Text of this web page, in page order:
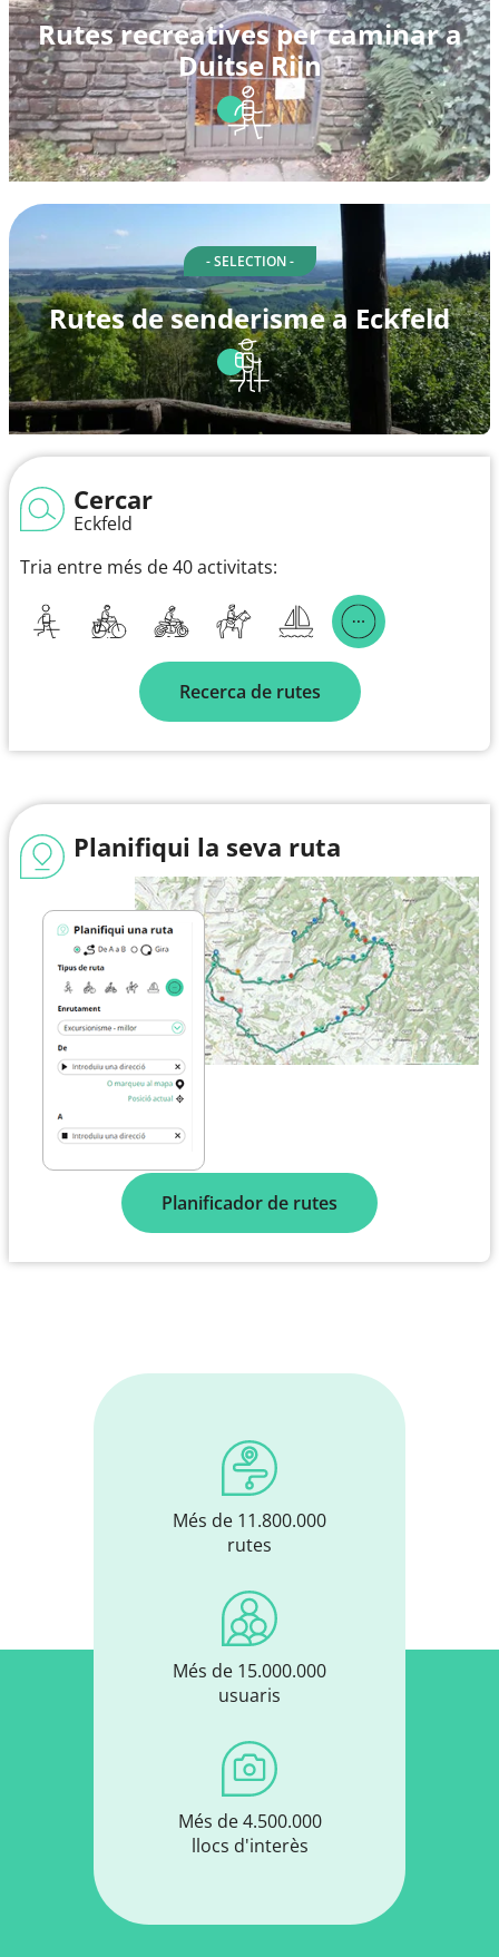
Rutes recreatives per caminar a
Duitse Rijn
- SELECTION -
Rutes de senderisme a Eckfeld
Cercar
Eckfeld
Tria entre més de 40 activitats:
Recerca de rutes
Planifiqui la seva ruta
Planificador de rutes
Més de 11.800.000
rutes
Més de 15.000.000
usuaris
Més de 4.500.000
llocs d'interès